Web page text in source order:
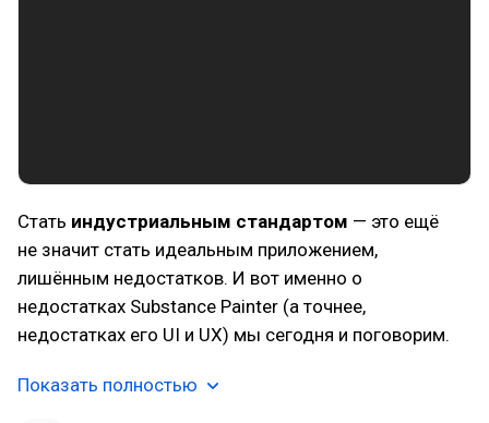
Стать индустриальным стандартом — это ещё
не значит стать идеальным приложением,
лишённым недостатков. И вот именно о
недостатках Substance Painter (а точнее,
недостатках его UI и UX) мы сегодня и поговорим.
Показать полностью